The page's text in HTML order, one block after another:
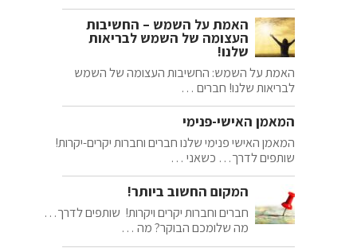
האמת על השמש – החשיבות
העצומה של השמש לבריאות
שלנו!
האמת על השמש: החשיבות העצומה של השמש
לבריאות שלנו! חברים …
המאמן האישי-פנימי
המאמן האישי פנימי שלנו חברים וחברות יקרים-יקרות!
שותפים לדרך… כשאני …
המקום החשוב ביותר!
חברים וחברות יקרים ויקרות! שותפים לדרך…
מה שלומכם הבוקר? מה …